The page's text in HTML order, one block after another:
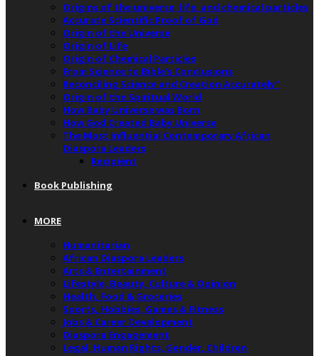
Origins of the universe, life, and chemical particles
Accurate Scientific Proof of God
Origin of the Universe
Origin of Life
Origin of Chemical Particles
From Science to Bible’s Conclusions
Reconciling Science and Creation Accurately”
Origin of the Spiritual World
How Baby Universe was Born
How God Created Baby Universe
The Most Influential Contemporary African
Diaspora Leaders
Recipient
Book Publishing
MORE
Humanitarian
African Diaspora Leaders
Arts & Entertainment
Lifestyle, Beauty, Culture & Opinion
Health, Food & Groceries
Sports, Hobbies, Games & Fitness
Jobs & Career Development
Diaspora Engagement
Legal, Human Rights, Gender, Children